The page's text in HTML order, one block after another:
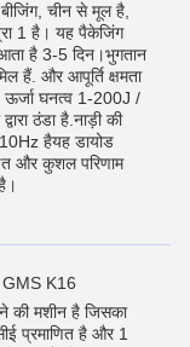
चीन से मूल है,
1 है। यह पैकेजिंग
है 3-5 दिन।भुगतान
हैं. और आपूर्ति क्षमता
घनत्व 1-200J /
ठंडा है.नाड़ी की
हैयह डायोड
और कुशल परिणाम
GMS K16
की मशीन है जिसका
प्रमाणित है और 1